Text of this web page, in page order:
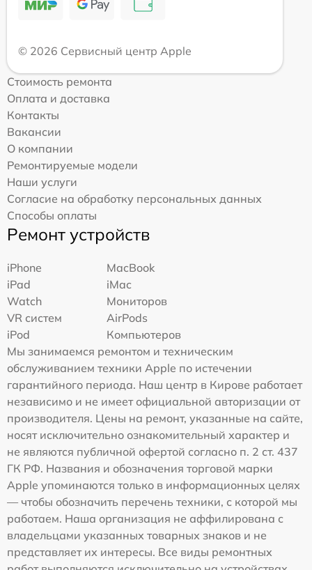
© 2026 Сервисный центр Apple
Стоимость ремонта
Оплата и доставка
Контакты
Вакансии
О компании
Ремонтируемые модели
Наши услуги
Согласие на обработку персональных данных
Способы оплаты
Ремонт устройств
iPhone
MacBook
iPad
iMac
Watch
Мониторов
VR систем
AirPods
iPod
Компьютеров
Мы занимаемся ремонтом и техническим
обслуживанием техники Apple по истечении
гарантийного периода. Наш центр в Кирове работает
независимо и не имеет официальной авторизации от
производителя. Цены на ремонт, указанные на сайте,
носят исключительно ознакомительный характер и
не являются публичной офертой согласно п. 2 ст. 437
ГК РФ. Названия и обозначения торговой марки
Apple упоминаются только в информационных целях
— чтобы обозначить перечень техники, с которой мы
работаем. Наша организация не аффилирована с
владельцами указанных товарных знаков и не
представляет их интересы. Все виды ремонтных